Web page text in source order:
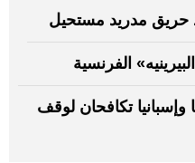
حريق مدريد مستحيل
الفرنسية
فرنسا وإسبانيا تكافحان لوقف